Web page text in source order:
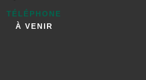
TÉLÉPHONE
À VENIR